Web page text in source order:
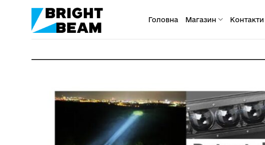
Пропустити
Головна Магазин Контакти